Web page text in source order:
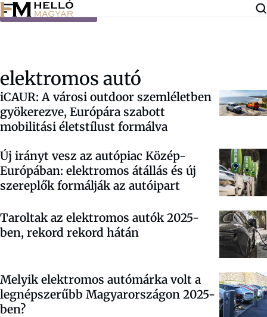
Ugrás a tartalomra
elektromos autó
iCAUR: A városi outdoor szemléletben
gyökerezve, Európára szabott
mobilitási életstílust formálva
Új irányt vesz az autópiac Közép-
Európában: elektromos átállás és új
szereplők formálják az autóipart
Taroltak az elektromos autók 2025-
ben, rekord rekord hátán
Melyik elektromos autómárka volt a
legnépszerűbb Magyarországon 2025-
ben?